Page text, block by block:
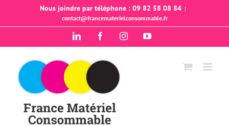
Nous joindre par téléphone : 09 82 58 08 84 |
contact@francematerielconsommable.fr
LinkedIn FacebookInstagramYouTube